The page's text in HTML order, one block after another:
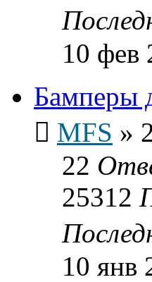
10 фев
Бамперы
MFS »
22
25312
10 янв